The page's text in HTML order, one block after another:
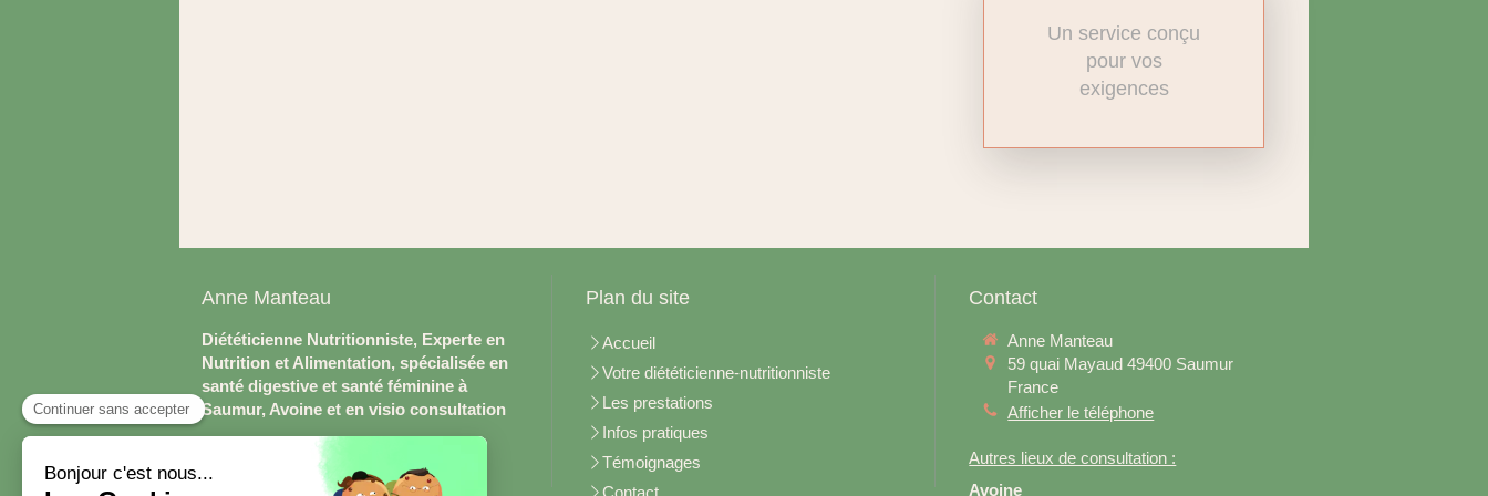
Un service conçu
pour vos
exigences
Anne Manteau
Diététicienne Nutritionniste, Experte en
Nutrition et Alimentation, spécialisée en
santé digestive et santé féminine à
Saumur, Avoine et en visio consultation
Plan du site
Accueil
Votre diététicienne-nutritionniste
Les prestations
Infos pratiques
Témoignages
Contact
Contact
Anne Manteau
59 quai Mayaud 49400 Saumur
France
Afficher le téléphone
Autres lieux de consultation :
Avoine